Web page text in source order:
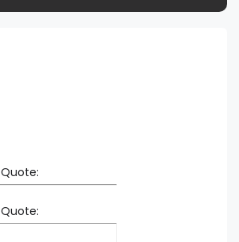
Quote:
Quote: